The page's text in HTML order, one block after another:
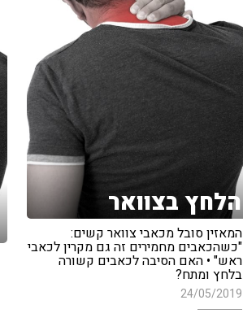
הלחץ בצוואר
המאזין סובל מכאבי צוואר קשים:
"כשהכאבים מחמירים זה גם מקרין לכאבי
ראש" • האם הסיבה לכאבים קשורה
בלחץ ומתח?
24/05/2019